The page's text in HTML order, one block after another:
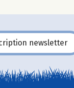
newsletter